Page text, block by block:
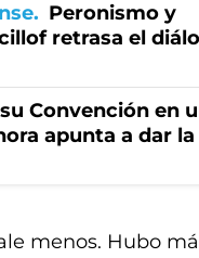
Peronismo y
retrasa el
Convención en
apunta a dar la
menos. Hubo